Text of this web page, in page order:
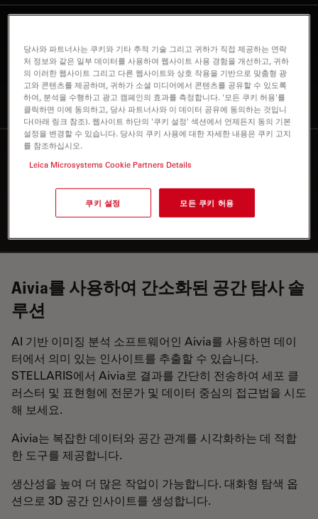
험 설계
Virtual Fridge 및 패널 디자인 기능을 사용하여 실험을 계
획하고 옵션을 탐색 및 단축할 수 있습니다.
유연한 고급 제어를 통한
지능적인 데이터 관리
수동 오류를 줄여 시간을 절약하세요. SpectraPlex는 최적
화된 촬영 설정을 자동으로 제공합니다.
Aivia를 사용하여 간소화된 공간 탐사 솔
루션
AI 기반 이미징 분석 소프트웨어인 Aivia를 사용하면 데이
터에서 의미 있는 인사이트를 추출할 수 있습니다.
STELLARIS에서 Aivia로 결과를 간단히 전송하여 세포 클
러스터 및 표현형에 전문가 및 데이터 중심의 접근법을 시도
해 보세요.
Aivia는 복잡한 데이터와 공간 관계를 시각화하는 데 적합
한 도구를 제공합니다.
생산성을 높여 더 많은 작업이 가능합니다. 대화형 탐색 옵
션으로 3D 공간 인사이트를 생성합니다.
당사와 파트너사는 쿠키와 기타 추적 기술 그리고 귀하가 직접 제공하는 연락
처 정보와 같은 일부 데이터를 사용하여 웹사이트 사용 경험을 개선하고, 귀하
의 이러한 웹사이트 그리고 다른 웹사이트와 상호 작용을 기반으로 맞춤형 광
고와 콘텐츠를 제공하며, 귀하가 소셜 미디어에서 콘텐츠를 공유할 수 있도록
하여, 분석을 수행하고 광고 캠페인의 효과를 측정합니다. '모든 쿠키 허용'를
클릭하면 이에 동의하고, 당사 파트너사와 이 데이터 공유에 동의하는 것입니
다(아래 링크 참조). 웹사이트 하단의 '쿠키 설정' 섹션에서 언제든지 동의 기본
설정을 변경할 수 있습니다. 당사의 쿠키 사용에 대한 자세한 내용은 쿠키 고지
를 참조하십시오.
Leica Microsystems Cookie Partners Details
쿠키 설정 모든 쿠키 허용